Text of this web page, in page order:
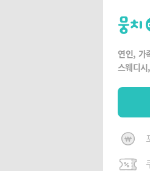
뭉
치
고
연인, 가
스웨디